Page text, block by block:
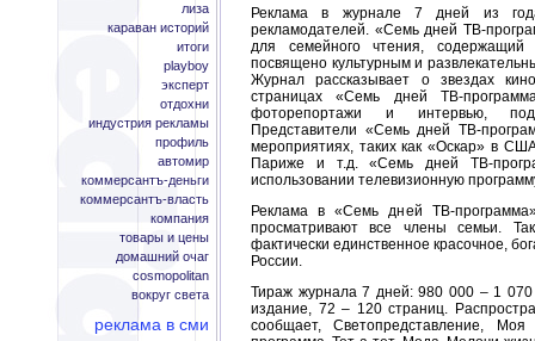
лиза
караван историй
итоги
playboy
эксперт
отдохни
индустрия рекламы
профиль
автомир
коммерсантъ-деньги
коммерсантъ-власть
компания
товары и цены
домашний очаг
cosmopolitan
вокруг света
реклама в сми
Реклама в журнале 7 дней из
рекламодателей. «Семь дней ТВ-
для семейного чтения, содержащий
посвящено культурным и
Журнал рассказывает о звездах
страницах «Семь дней ТВ-
фоторепортажи и интервью,
Представители «Семь дней ТВ-
мероприятиях, таких как «Оскар» в
Париже и т.д. «Семь дней ТВ-
использовании телевизионную
Реклама в «Семь дней ТВ-
просматривают все члены семьи.
фактически единственное красочное,
России.
Тираж журнала 7 дней: 980 000 – 1 070
издание, 72 – 120 страниц.
сообщает, Светопредставление,